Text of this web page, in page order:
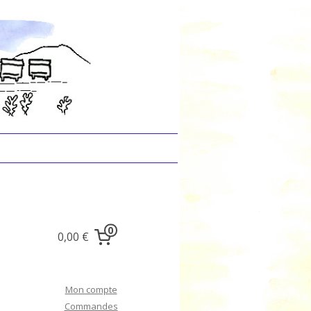
0,00 € 0
Mon compte
Commandes